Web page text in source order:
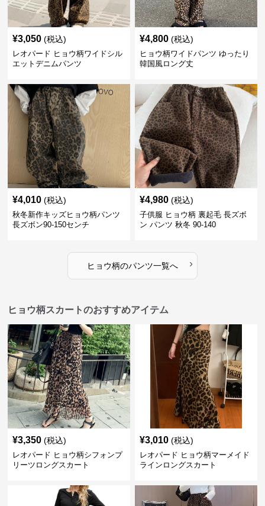
¥3,050 (税込)
レオパード ヒョウ柄ワイドシル
エットデニムパンツ
¥4,800 (税込)
ヒョウ柄ワイドパンツ ゆったり
韓国風ロング丈
¥4,010 (税込)
秋冬新作キッズヒョウ柄パンツ
長ズボン90-150センチ
¥4,980 (税込)
子供服 ヒョウ柄 裏起毛 長ズボ
ン パンツ 秋冬 90-140
ヒョウ柄のパンツ一覧へ ›
ヒョウ柄スカートのおすすめアイテム
¥3,350 (税込)
レオパード ヒョウ柄シフォンプ
リーツロングスカート
¥3,010 (税込)
レオパード ヒョウ柄マーメイド
ラインロングスカート